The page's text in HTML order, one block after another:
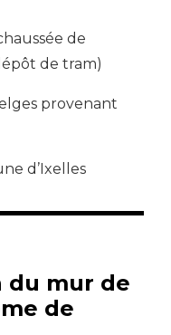
de
de tram)
provenant
d’Ixelles
du mur de
de